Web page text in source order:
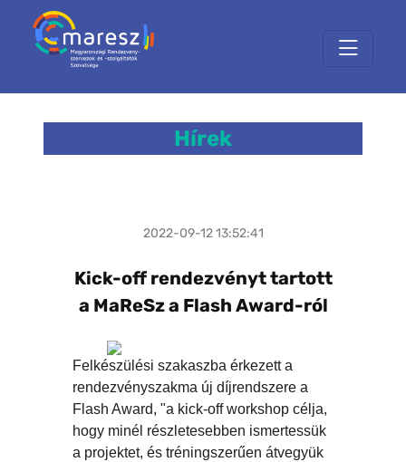
Hírek
2022-09-12 13:52:41
Kick-off rendezvényt tartott
a MaReSz a Flash Award-ról
Felkészülési szakaszba érkezett a
rendezvényszakma új díjrendszere a
Flash Award, "a kick-off workshop célja,
hogy minél részletesebben ismertessük
a projektet, és tréningszerűen átvegyük